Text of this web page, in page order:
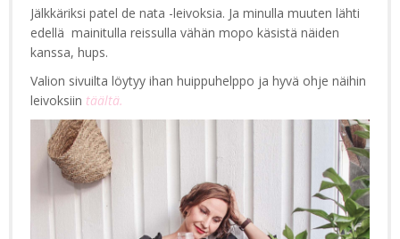
Jälkkäriksi patel de nata -leivoksia. Ja minulla muuten lähti
edellä mainitulla reissulla vähän mopo käsistä näiden
kanssa, hups.
Valion sivuilta löytyy ihan huippuhelppo ja hyvä ohje näihin
leivoksiin täältä.